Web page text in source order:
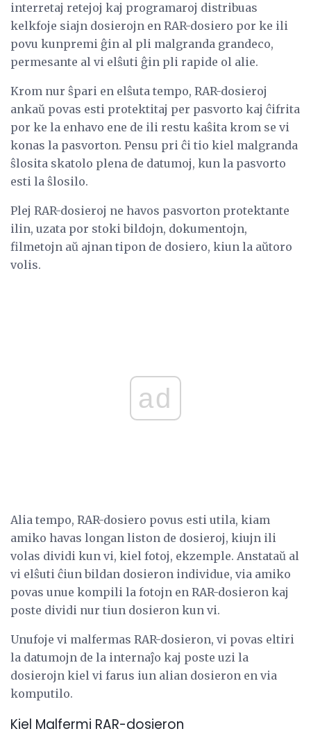
interretaj retejoj kaj programaroj distribuas
kelkfoje siajn dosierojn en RAR-dosiero por ke ili
povu kunpremi ĝin al pli malgranda grandeco,
permesante al vi elŝuti ĝin pli rapide ol alie.
Krom nur ŝpari en elŝuta tempo, RAR-dosieroj
ankaŭ povas esti protektitaj per pasvorto kaj ĉifrita
por ke la enhavo ene de ili restu kaŝita krom se vi
konas la pasvorton. Pensu pri ĉi tio kiel malgranda
ŝlosita skatolo plena de datumoj, kun la pasvorto
esti la ŝlosilo.
Plej RAR-dosieroj ne havos pasvorton protektante
ilin, uzata por stoki bildojn, dokumentojn,
filmetojn aŭ ajnan tipon de dosiero, kiun la aŭtoro
volis.
ad
Alia tempo, RAR-dosiero povus esti utila, kiam
amiko havas longan liston de dosieroj, kiujn ili
volas dividi kun vi, kiel fotoj, ekzemple. Anstataŭ al
vi elŝuti ĉiun bildan dosieron individue, via amiko
povas unue kompili la fotojn en RAR-dosieron kaj
poste dividi nur tiun dosieron kun vi.
Unufoje vi malfermas RAR-dosieron, vi povas eltiri
la datumojn de la internaĵo kaj poste uzi la
dosierojn kiel vi farus iun alian dosieron en via
komputilo.
Kiel Malfermi RAR-dosieron